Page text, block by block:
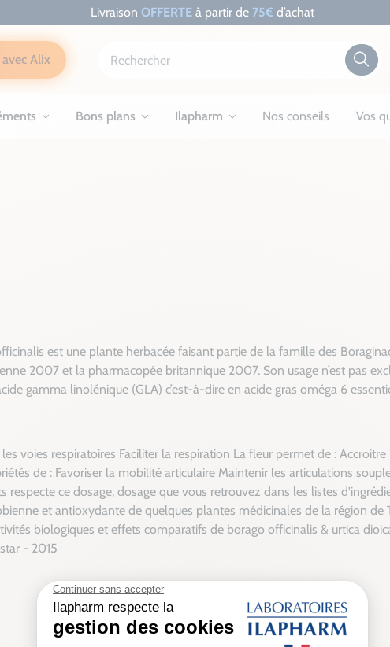
Livraison OFFERTE à partir de 75€ d’achat
Alix
Bons plans Ilapharm Nos conseils Vos
est une plante herbacée faisant partie de la famille des
2007 et la pharmacopée britannique 2007. Son usage n’est pas
gamma linolénique (GLA) c’est-à-dire en acide gras oméga 6
voies respiratoires Faciliter la respiration La fleur permet de :
de : Favoriser la mobilité articulaire Maintenir les articulations
respecte ce dosage, dosage que vous retrouvez dans les listes
et antioxydante de quelques plantes médicinales de la région de
biologiques et effets comparatifs de borago officinalis & urtica
- 2015